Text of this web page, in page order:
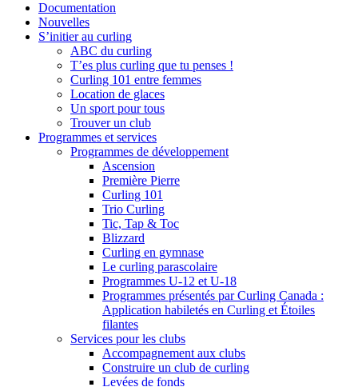
Documentation
Nouvelles
S’initier au curling
ABC du curling
T’es plus curling que tu penses !
Curling 101 entre femmes
Location de glaces
Un sport pour tous
Trouver un club
Programmes et services
Programmes de développement
Ascension
Première Pierre
Curling 101
Trio Curling
Tic, Tap & Toc
Blizzard
Curling en gymnase
Le curling parascolaire
Programmes U-12 et U-18
Programmes présentés par Curling Canada :
Application habiletés en Curling et Étoiles
filantes
Services pour les clubs
Accompagnement aux clubs
Construire un club de curling
Levées de fonds